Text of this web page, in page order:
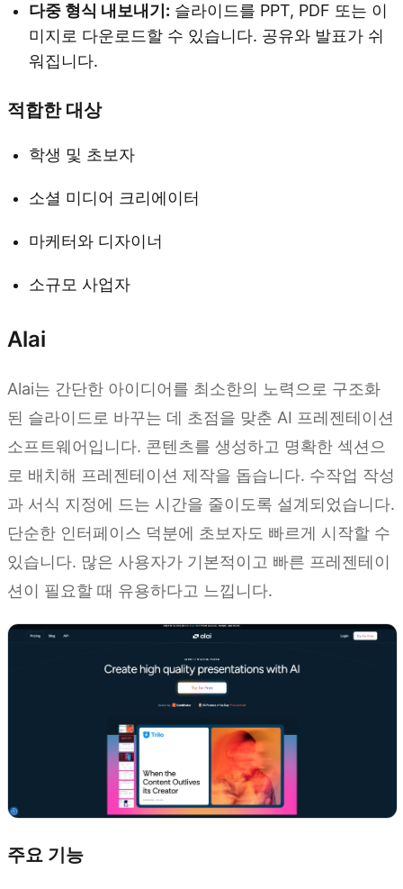
다중 형식 내보내기: 슬라이드를 PPT, PDF 또는 이
미지로 다운로드할 수 있습니다. 공유와 발표가 쉬
워집니다.
적합한 대상
학생 및 초보자
소셜 미디어 크리에이터
마케터와 디자이너
소규모 사업자
Alai
Alai는 간단한 아이디어를 최소한의 노력으로 구조화
된 슬라이드로 바꾸는 데 초점을 맞춘 AI 프레젠테이션
소프트웨어입니다. 콘텐츠를 생성하고 명확한 섹션으
로 배치해 프레젠테이션 제작을 돕습니다. 수작업 작성
과 서식 지정에 드는 시간을 줄이도록 설계되었습니다.
단순한 인터페이스 덕분에 초보자도 빠르게 시작할 수
있습니다. 많은 사용자가 기본적이고 빠른 프레젠테이
션이 필요할 때 유용하다고 느낍니다.
주요 기능